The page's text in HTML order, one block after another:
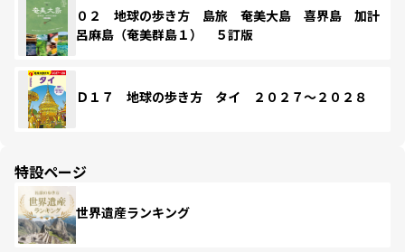
０２ 地球の歩き方 島旅 奄美大島 喜界島 加計
呂麻島（奄美群島１） ５訂版
Ｄ１７ 地球の歩き方 タイ ２０２７～２０２８
特設ページ
世界遺産ランキング